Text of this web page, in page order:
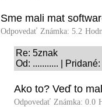
Sme mali mat
Odpovedať Známka: 5.2
Re: 5znak
Od: ........... |
Ako to? Veď to
Odpovedať Známka: 0.0